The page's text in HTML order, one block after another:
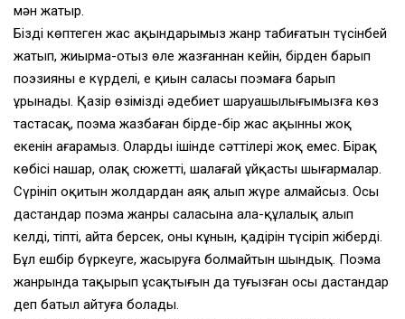
мән жатыр.
Біздің көптеген жас ақындарымыз жанр табиғатын түсінбей
жатып, жиырма-отыз өлең жазғаннан кейін, бірден барып
поэзияның ең күрделі, ең қиын саласы поэмаға барып
ұрынады. Қазір өзіміздің әдебиет шаруашылығымызға көз
тастасақ, поэма жазбаған бірде-бір жас ақынның жоқ
екенін аңғарамыз. Олардың ішінде сәттілері жоқ емес. Бірақ
көбісі нашар, олақ сюжетті, шалағай ұйқасты шығармалар.
Сүрініп оқитын жолдардан аяқ алып жүре алмайсыз. Осы
дастандар поэма жанры саласына ала-құлалық алып
келді, тіпті, айта берсек, оның кұнын, қадірін түсіріп жіберді.
Бұл ешбір бүркеуге, жасыруға болмайтын шындық. Поэма
жанрында тақырып ұсақтығын да туғызған осы дастандар
деп батыл айтуға болады.